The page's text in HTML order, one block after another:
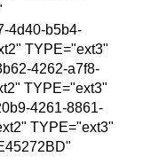
4d40-b5b4-
TYPE="ext3"
4262-a7f8-
TYPE="ext3"
4261-8861-
TYPE="ext3"